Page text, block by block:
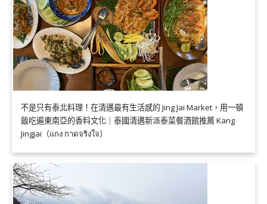
不是只有泰北料理！在清邁最有生活感的 Jing Jai Market，用一頓
飯吃遍東南亞的香料文化｜泰國清邁新派泰菜餐酒館推薦 Kang
Jingjai（แกง กาดจริงใจ）